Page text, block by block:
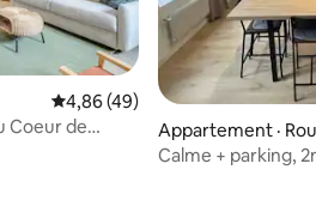
Note moyenne de 4,86 sur 5,
4,86 (49)
Coeur de
Appartement ·
Calme + parking,